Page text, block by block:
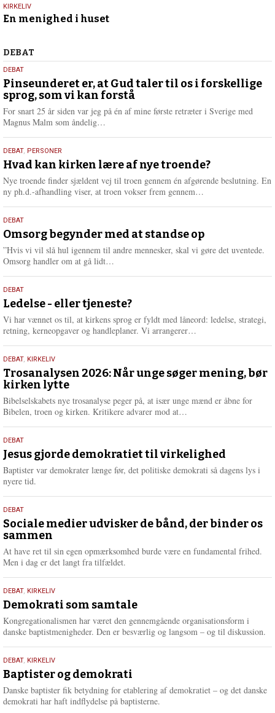
23.
april
KIRKELIV
En menighed i huset
Debat
DEBAT
5.
august
2026
DEBAT
Pinseunderet er, at Gud taler til os i forskellige
sprog, som vi kan forstå
For snart 25 år siden var jeg på én af mine første retræter i Sverige med
Magnus Malm som åndelig…
e
r
e
25.
juli
2026
DEBAT, PERSONER
Hvad kan kirken lære af nye troende?
Nye troende finder sjældent vej til troen gennem én afgørende beslutning. En
ny ph.d.-afhandling viser, at troen vokser frem gennem…
e
r
e
9.
juli
2026
DEBAT
Omsorg begynder med at standse op
”Hvis vi vil slå hul igennem til andre mennesker, skal vi gøre det uventede.
Omsorg handler om at gå lidt…
e
r
e
10.
juni
2026
DEBAT
Ledelse - eller tjeneste?
Vi har vænnet os til, at kirkens sprog er fyldt med låneord: ledelse, strategi,
retning, kerneopgaver og handleplaner. Vi arrangerer…
e
2.
juni
2026
DEBAT, KIRKELIV
Trosanalysen 2026: Når unge søger mening, bør
kirken lytte
Bibelselskabets nye trosanalyse peger på, at især unge mænd er åbne for
Bibelen, troen og kirken. Kritikere advarer mod at…
e
r
e
18.
maj
2026
DEBAT
Jesus gjorde demokratiet til virkelighed
Baptister var demokrater længe før, det politiske demokrati så dagens lys i
nyere tid.
18.
maj
2026
DEBAT
Sociale medier udvisker de bånd, der binder os
sammen
At have ret til sin egen opmærksomhed burde være en fundamental frihed.
Men i dag er det langt fra tilfældet.
18.
maj
2026
DEBAT, KIRKELIV
Demokrati som samtale
Kongregationalismen har været den gennemgående organisationsform i
danske baptistmenigheder. Den er besværlig og langsom – og til diskussion.
18.
maj
2026
DEBAT, KIRKELIV
Baptister og demokrati
Danske baptister fik betydning for etablering af demokratiet – og det danske
demokrati har haft indflydelse på baptisterne.